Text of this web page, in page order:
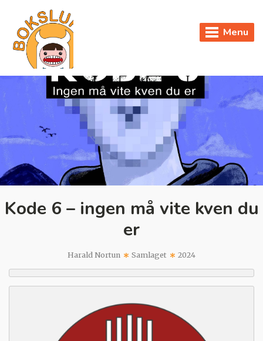
Menu
Kode 6 – ingen må vite kven du
er
Harald Nortun Samlaget 2024